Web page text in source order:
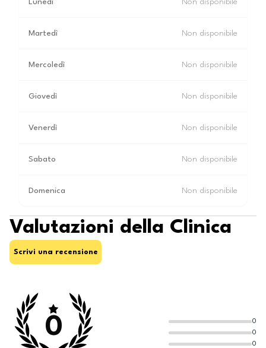
Lunedì Non disponibile
Martedì Non disponibile
Mercoledì Non disponibile
Giovedì Non disponibile
Venerdì Non disponibile
Sabato Non disponibile
Domenica Non disponibile
Valutazioni della Clinica
Scrivi una recensione
0
0
0
0